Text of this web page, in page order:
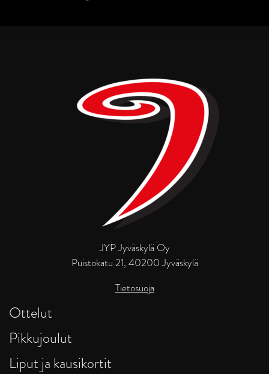
JYP Jyväskylä Oy
Puistokatu 21, 40200 Jyväskylä
Tietosuoja
Ottelut
Pikkujoulut
Liput ja kausikortit